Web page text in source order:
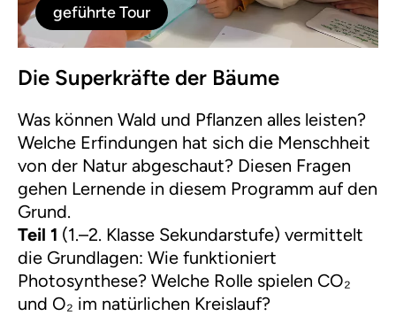
geführte Tour
Die Superkräfte der Bäume
Was können Wald und Pflanzen alles leisten?
Welche Erfindungen hat sich die Menschheit
von der Natur abgeschaut? Diesen Fragen
gehen Lernende in diesem Programm auf den
Grund.
Teil 1 (1.–2. Klasse Sekundarstufe) vermittelt
die Grundlagen: Wie funktioniert
Photosynthese? Welche Rolle spielen CO₂
und O₂ im natürlichen Kreislauf?